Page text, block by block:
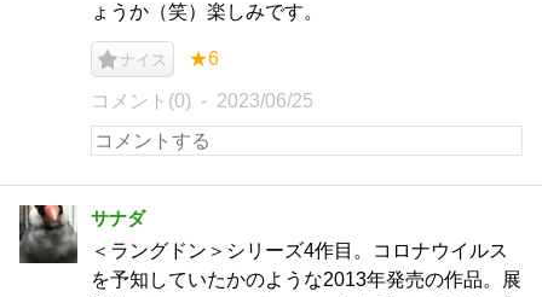
ょうか（笑）楽しみです。
ナイス ★6
コメント(0) 2023/06/25
サナダ
＜ラングドン＞シリーズ4作目。コロナウイルス
を予知していたかのような2013年発売の作品。展